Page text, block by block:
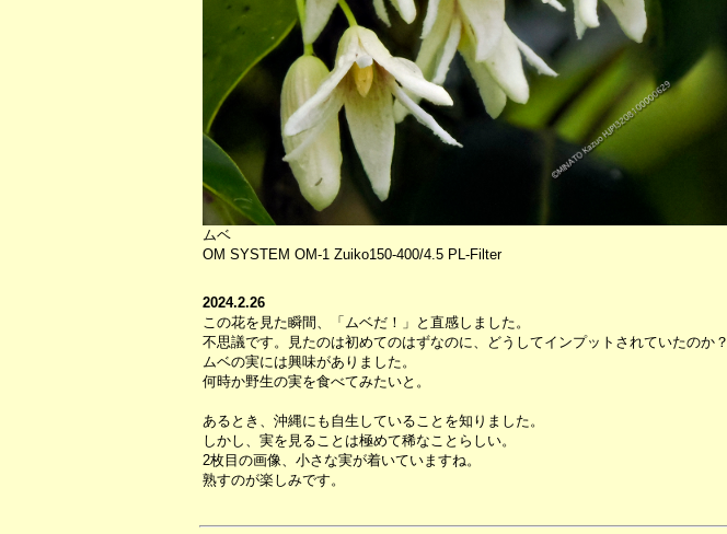
ムベ
OM SYSTEM OM-1 Zuiko150-400/4.5 PL-Filter
2024.2.26
この花を見た瞬間、「ムベだ！」と直感しました。
不思議です。見たのは初めてのはずなのに、どうしてインプットされていたのか？
ムベの実には興味がありました。
何時か野生の実を食べてみたいと。
あるとき、沖縄にも自生していることを知りました。
しかし、実を見ることは極めて稀なことらしい。
2枚目の画像、小さな実が着いていますね。
熟すのが楽しみです。